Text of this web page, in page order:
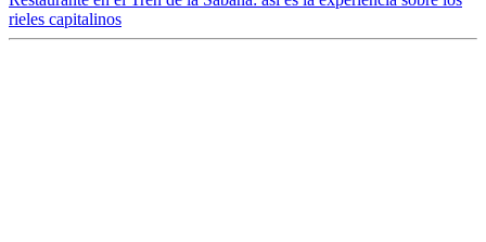
rieles capitalinos